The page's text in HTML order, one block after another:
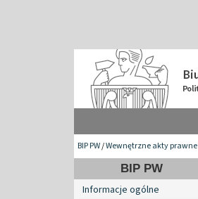
BIP PW/Wewnętrzne akty prawne
BIP PW
Informacje ogólne